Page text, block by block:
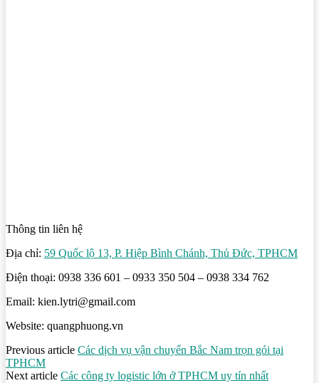
Thông tin liên hệ
Địa chỉ: 59 Quốc lộ 13, P. Hiệp Bình Chánh, Thủ Đức, TPHCM
Điện thoại: 0938 336 601 – 0933 350 504 – 0938 334 762
Email: kien.lytri@gmail.com
Website: quangphuong.vn
Previous article Các dịch vụ vận chuyển Bắc Nam trọn gói tại
TPHCM
Next article Các công ty logistic lớn ở TPHCM uy tín nhất